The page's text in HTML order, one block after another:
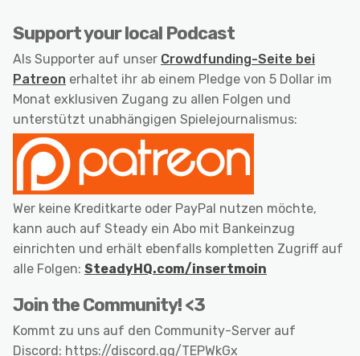
Support your local Podcast
Als Supporter auf unser Crowdfunding-Seite bei
Patreon erhaltet ihr ab einem Pledge von 5 Dollar im
Monat exklusiven Zugang zu allen Folgen und
unterstützt unabhängigen Spielejournalismus:
Wer keine Kreditkarte oder PayPal nutzen möchte,
kann auch auf Steady ein Abo mit Bankeinzug
einrichten und erhält ebenfalls kompletten Zugriff auf
alle Folgen: SteadyHQ.com/insertmoin
Join the Community! <3
Kommt zu uns auf den Community-Server auf
Discord: https://discord.gg/TEPWkGx